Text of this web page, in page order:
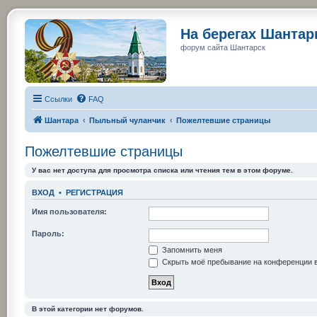
На берегах
форум сайта Шантарск
Ссылки FAQ
Шантара Пыльный чуланчик Пожелтевшие страницы
Пожелтевшие страницы
У вас нет доступа для просмотра списка или чтения тем в этом форуме.
ВХОД • РЕГИСТРАЦИЯ
Имя пользователя:
Пароль:
Запомнить меня
Скрыть моё пребывание на конференции
В этой категории нет форумов.